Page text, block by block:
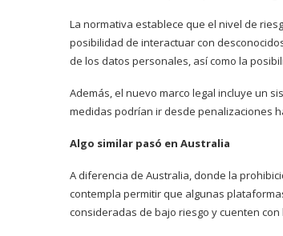
La normativa establece que el nivel de
posibilidad de interactuar con
de los datos personales, así como la
Además, el nuevo marco legal incluye un
medidas podrían ir desde penalizaciones
Algo similar pasó en Australia
A diferencia de Australia, donde la
contempla permitir que algunas
consideradas de bajo riesgo y cuenten